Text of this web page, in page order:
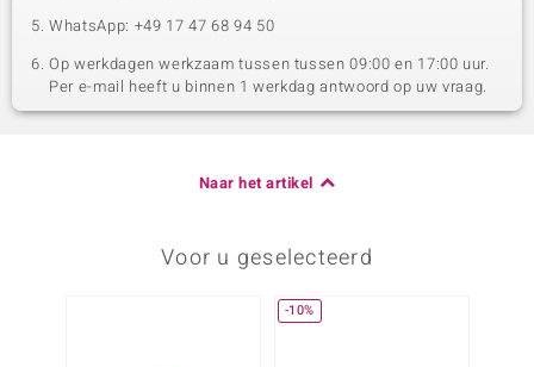
WhatsApp: +49 17 47 68 94 50
Op werkdagen werkzaam tussen tussen 09:00 en 17:00 uur.
Per e-mail heeft u binnen 1 werkdag antwoord op uw vraag.
Naar het artikel
Voor u geselecteerd
-10%